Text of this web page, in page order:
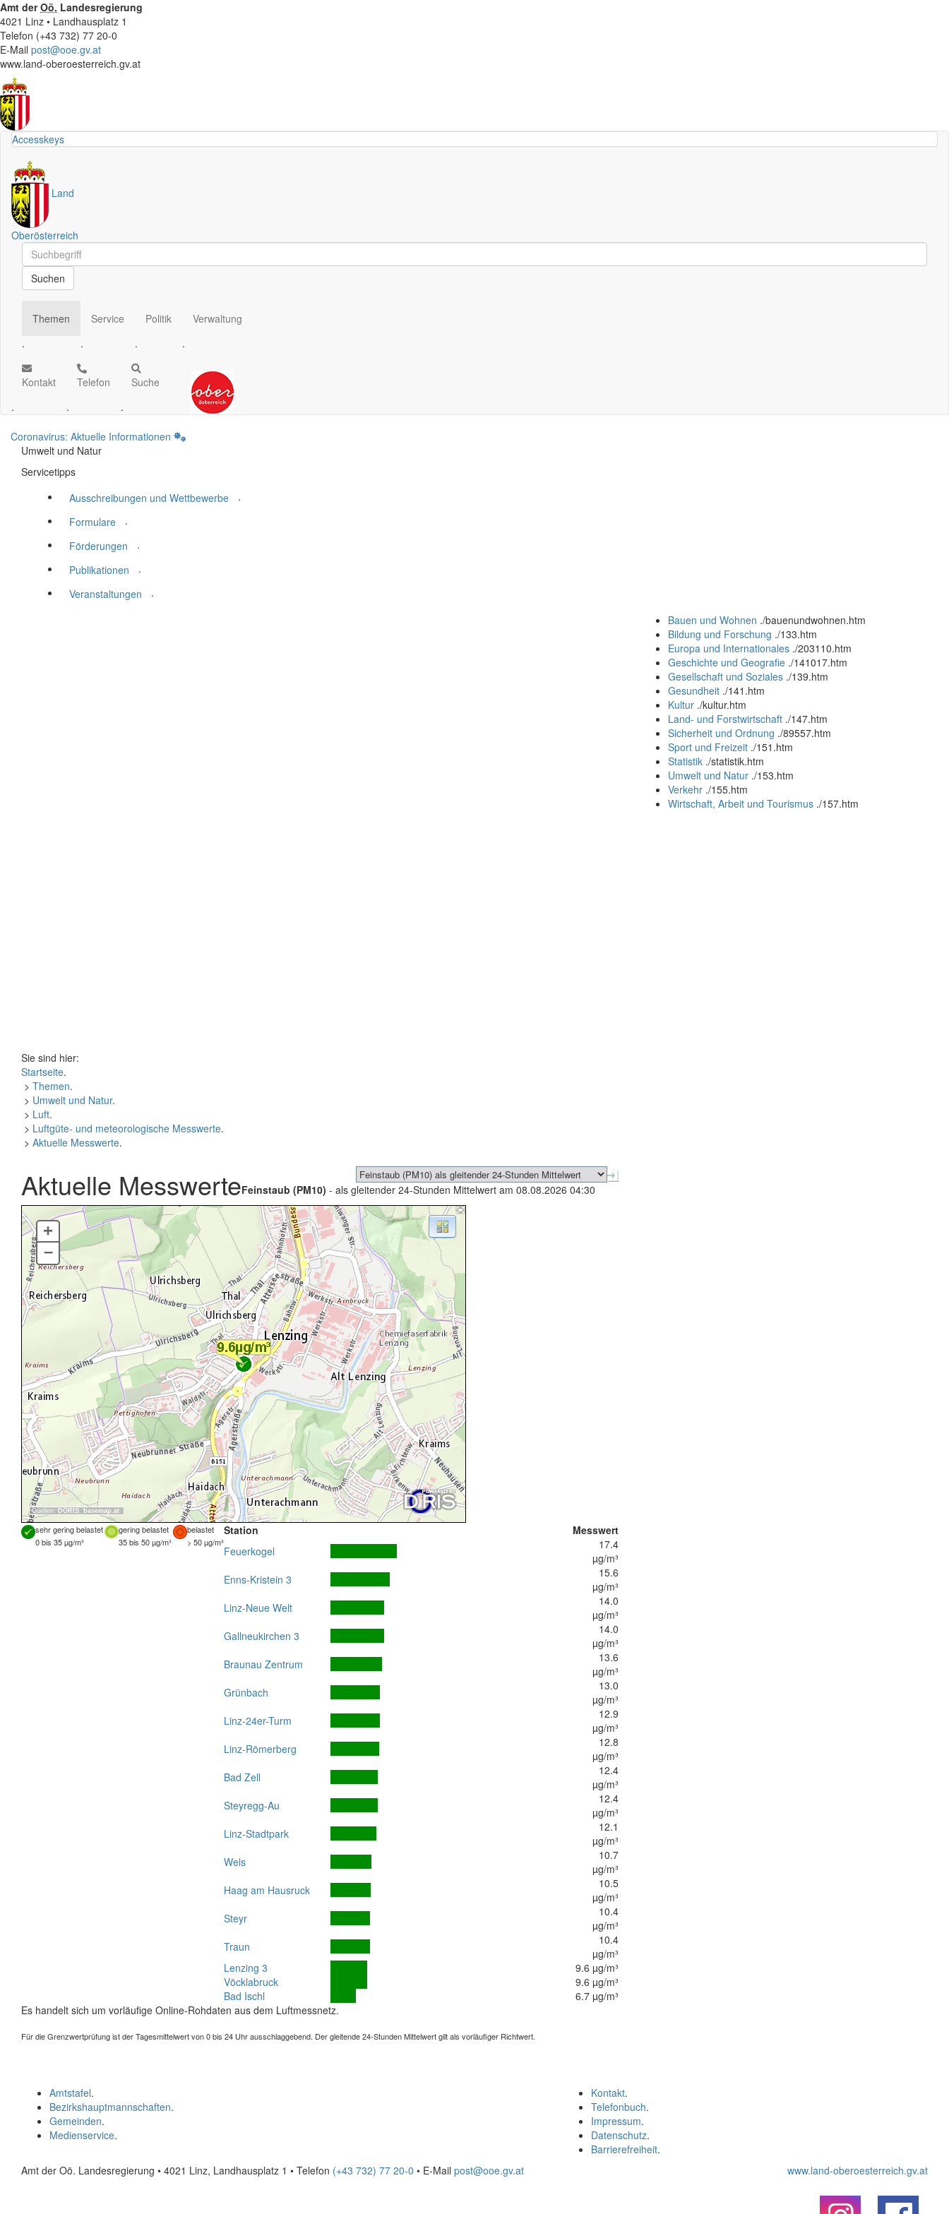
Amt derOö. Landesregierung
4021 Linz • Landhausplatz 1
Telefon (+43 732) 77 20-0
E-Mail post@ooe.gv.at
www.land-oberoesterreich.gv.at
Accesskeys
Land
Oberösterreich
Schnellsuche
Schnellsuche
Suchen
Themen
.
Service
.
Politik
.
Verwaltung
.
Kontakt
.
Telefon
.
Suche
.
Coronavirus: Aktuelle Informationen
Umwelt und Natur
Servicetipps
Ausschreibungen und Wettbewerbe
.
Formulare
.
Förderungen
.
Publikationen
.
Veranstaltungen
.
Bauen und Wohnen ./bauenundwohnen.htm
Bildung und Forschung ./133.htm
Europa und Internationales ./203110.htm
Geschichte und Geografie ./141017.htm
Gesellschaft und Soziales ./139.htm
Gesundheit ./141.htm
Kultur ./kultur.htm
Land- und Forstwirtschaft ./147.htm
Sicherheit und Ordnung ./89557.htm
Sport und Freizeit ./151.htm
Statistik ./statistik.htm
Umwelt und Natur ./153.htm
Verkehr ./155.htm
Wirtschaft, Arbeit und Tourismus ./157.htm
Sie sind hier:
Startseite.
> Themen.
> Umwelt und Natur.
> Luft.
> Luftgüte- und meteorologische Messwerte.
> Aktuelle Messwerte.
Aktuelle MesswerteFeinstaub (PM10) - als gleitender 24-Stunden Mittelwert am 08.08.2026 04:30
Quellen: DORIS, basemap.at
+
–
sehr gering belastet gering belastet
belastet
0 bis 35 µg/m³
35 bis 50 µg/m³ > 50 µg/m³
Station
Messwert
Feuerkogel
17.4
µg/m³
Enns-Kristein 3
15.6
µg/m³
Linz-Neue Welt
14.0
µg/m³
Gallneukirchen 3
14.0
µg/m³
Braunau Zentrum
13.6
µg/m³
Grünbach
13.0
µg/m³
Linz-24er-Turm
12.9
µg/m³
Linz-Römerberg
12.8
µg/m³
Bad Zell
12.4
µg/m³
Steyregg-Au
12.4
µg/m³
Linz-Stadtpark
12.1
µg/m³
Wels
10.7
µg/m³
Haag am Hausruck
10.5
µg/m³
Steyr
10.4
µg/m³
Traun
10.4
µg/m³
Lenzing 3
9.6 µg/m³
Vöcklabruck
9.6 µg/m³
Bad Ischl
6.7 µg/m³
Es handelt sich um vorläufige Online-Rohdaten aus dem Luftmessnetz.
Für die Grenzwertprüfung ist der Tagesmittelwert von 0 bis 24 Uhr ausschlaggebend. Der gleitende 24-Stunden Mittelwert gilt als vorläufiger Richtwert.
Kontakt.
Telefonbuch.
Impressum.
Datenschutz.
Barrierefreiheit.
Amtstafel.
Bezirkshauptmannschaften.
Gemeinden.
Medienservice.
Amt der Oö. Landesregierung • 4021 Linz, Landhausplatz 1 • Telefon (+43 732) 77 20-0 • E-Mail post@ooe.gv.at www.land-oberoesterreich.gv.at